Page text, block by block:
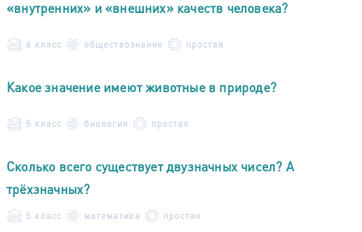
«внутренних» и «внешних» качеств человека?
6 класс обществознание простая
Какое значение имеют животные в природе?
5 класс биология простая
Сколько всего существует двузначных чисел? А
трёхзначных?
5 класс математика простая